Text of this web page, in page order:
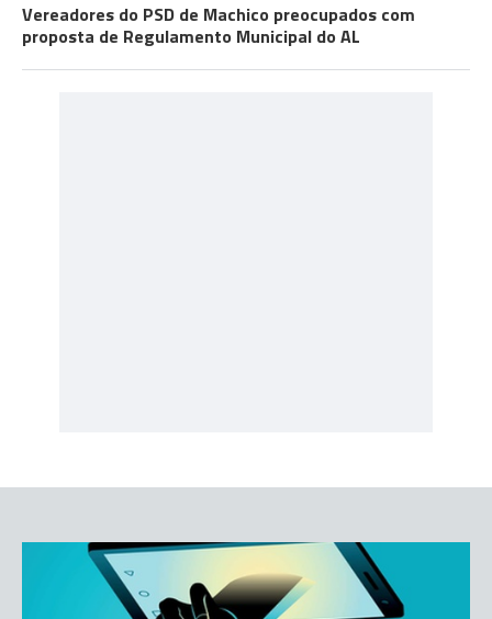
Vereadores do PSD de Machico preocupados com
proposta de Regulamento Municipal do AL